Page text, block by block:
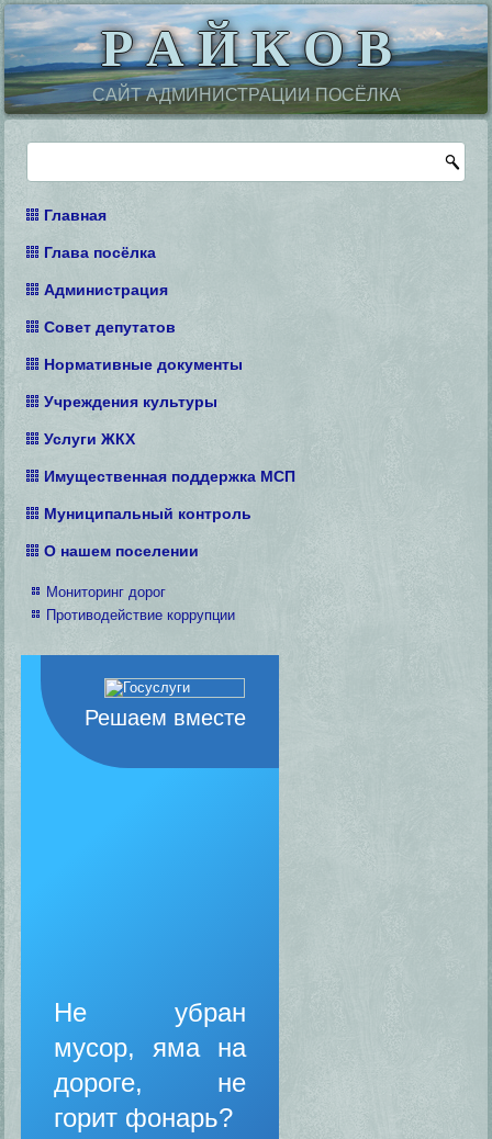
Р А Й К О В
САЙТ АДМИНИСТРАЦИИ ПОСЁЛКА
Главная
Глава посёлка
Администрация
Совет депутатов
Нормативные документы
Учреждения культуры
Услуги ЖКХ
Имущественная поддержка МСП
Муниципальный контроль
О нашем поселении
Мониторинг дорог
Противодействие коррупции
Решаем вместе
Не убран
мусор, яма на
дороге, не
горит фонарь?